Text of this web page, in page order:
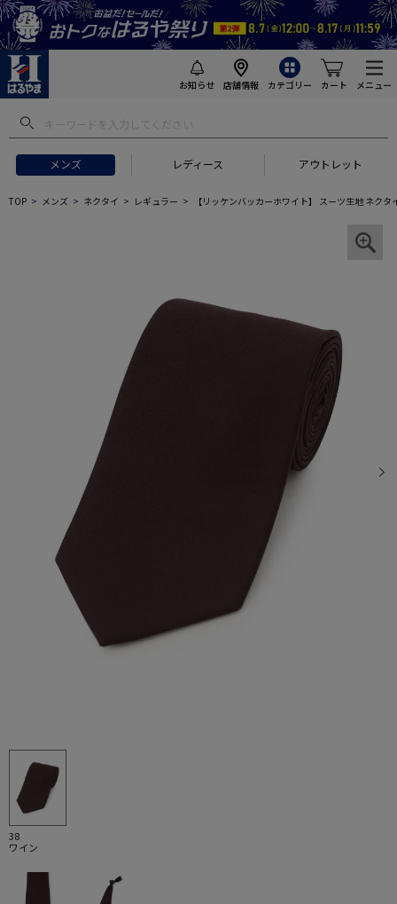
お知らせ 店舗情報 カテゴリー カート メニュー
メンズ レディース アウトレット
TOP メンズ ネクタイ レギュラー 【リッケンバッカーホワイト】 スーツ生地 ネクタ
38
ワイン